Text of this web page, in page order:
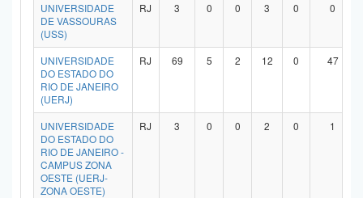
UNIVERSIDADE
DE VASSOURAS
(USS)
RJ 3 0 0 3 0 0
UNIVERSIDADE
DO ESTADO DO
RIO DE JANEIRO
(UERJ)
RJ 69 5 2 12 0 47
UNIVERSIDADE
DO ESTADO DO
RIO DE JANEIRO -
CAMPUS ZONA
OESTE (UERJ-
ZONA OESTE)
RJ 3 0 0 2 0 1